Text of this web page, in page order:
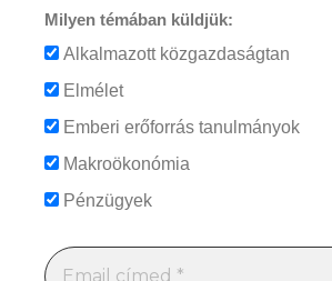
Milyen témában küldjük:
Alkalmazott közgazdaságtan
Elmélet
Emberi erőforrás tanulmányok
Makroökonómia
Pénzügyek